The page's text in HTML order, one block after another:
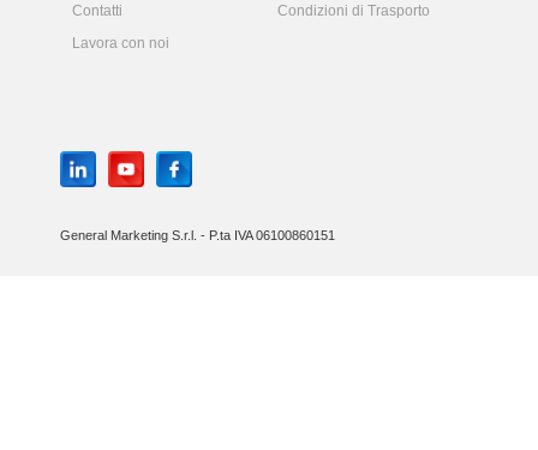
Contatti
Condizioni di Trasporto
Lavora con noi
General Marketing S.r.l. - P.ta IVA 06100860151